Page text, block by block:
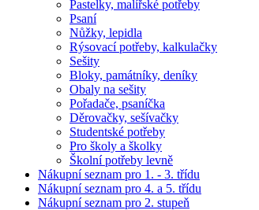
Pastelky, malířské potřeby
Psaní
Nůžky, lepidla
Rýsovací potřeby, kalkulačky
Sešity
Bloky, památníky, deníky
Obaly na sešity
Pořadače, psaníčka
Děrovačky, sešívačky
Studentské potřeby
Pro školy a školky
Školní potřeby levně
Nákupní seznam pro 1. - 3. třídu
Nákupní seznam pro 4. a 5. třídu
Nákupní seznam pro 2. stupeň